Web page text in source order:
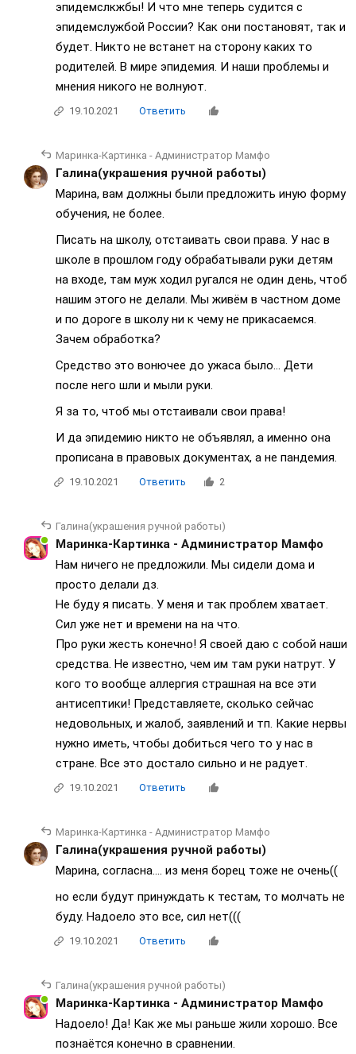
эпидемслкжбы! И что мне теперь судится с
эпидемслужбой России? Как они постановят, так и
будет. Никто не встанет на сторону каких то
родителей. В мире эпидемия. И наши проблемы и
мнения никого не волнуют.
19.10.2021 Ответить
Маринка-Картинка - Администратор Мамфо
Галина(украшения ручной работы)
Марина, вам должны были предложить иную форму
обучения, не более.
Писать на школу, отстаивать свои права. У нас в
школе в прошлом году обрабатывали руки детям
на входе, там муж ходил ругался не один день, чтоб
нашим этого не делали. Мы живём в частном доме
и по дороге в школу ни к чему не прикасаемся.
Зачем обработка?
Средство это вонючее до ужаса было... Дети
после него шли и мыли руки.
Я за то, чтоб мы отстаивали свои права!
И да эпидемию никто не объявлял, а именно она
прописана в правовых документах, а не пандемия.
19.10.2021 Ответить 2
Галина(украшения ручной работы)
Маринка-Картинка - Администратор Мамфо
Нам ничего не предложили. Мы сидели дома и
просто делали дз.
Не буду я писать. У меня и так проблем хватает.
Сил уже нет и времени на на что.
Про руки жесть конечно! Я своей даю с собой наши
средства. Не известно, чем им там руки натрут. У
кого то вообще аллергия страшная на все эти
антисептики! Представляете, сколько сейчас
недовольных, и жалоб, заявлений и тп. Какие нервы
нужно иметь, чтобы добиться чего то у нас в
стране. Все это достало сильно и не радует.
19.10.2021 Ответить
Маринка-Картинка - Администратор Мамфо
Галина(украшения ручной работы)
Марина, согласна.... из меня борец тоже не очень((
но если будут принуждать к тестам, то молчать не
буду. Надоело это все, сил нет(((
19.10.2021 Ответить
Галина(украшения ручной работы)
Маринка-Картинка - Администратор Мамфо
Надоело! Да! Как же мы раньше жили хорошо. Все
познаётся конечно в сравнении.